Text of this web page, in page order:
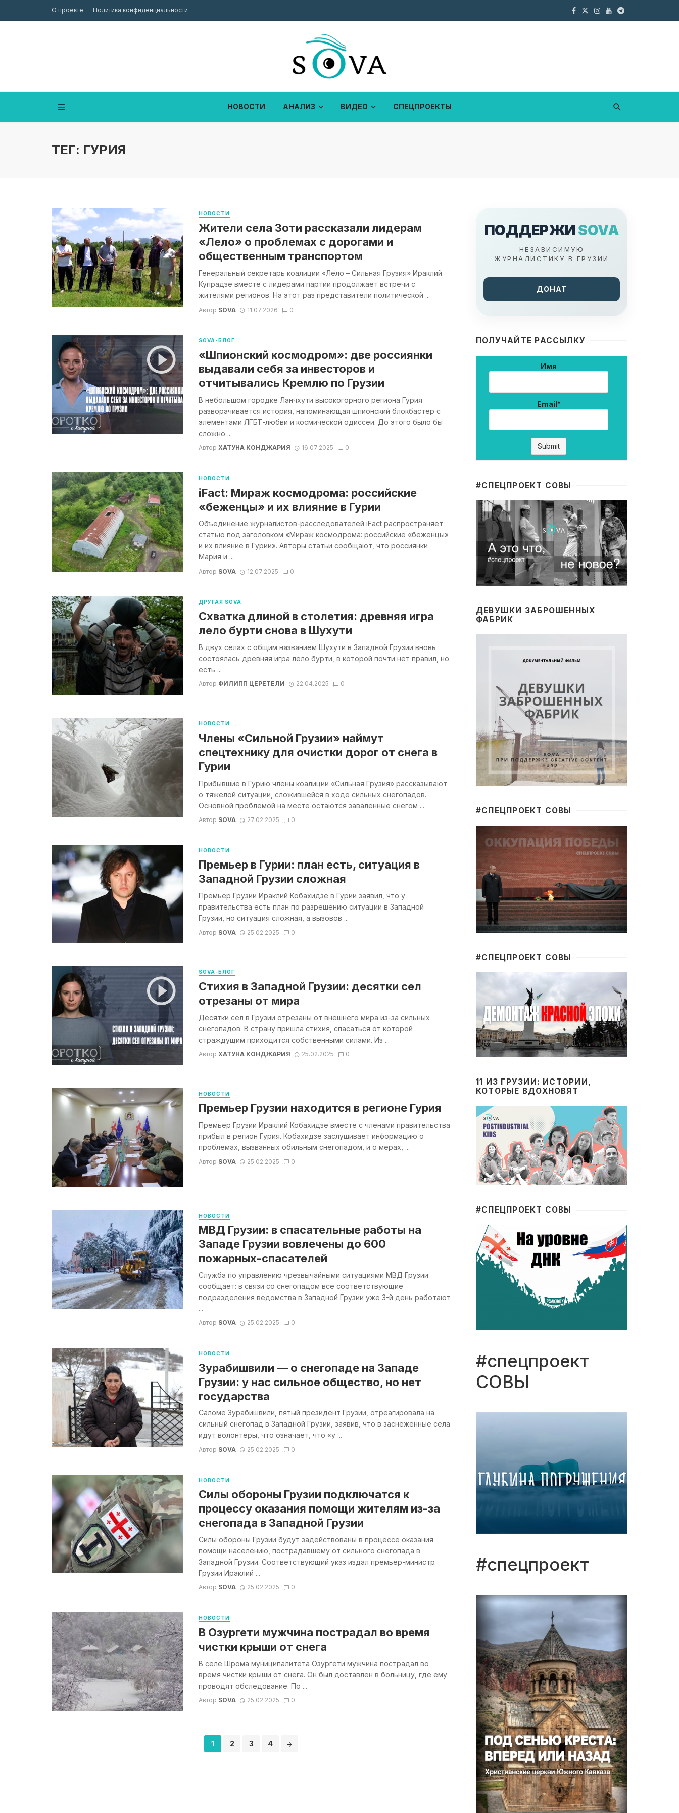
О проекте Политика конфиденциальности
НОВОСТИ АНАЛИЗ ВИДЕО СПЕЦПРОЕКТЫ
ТЕГ: ГУРИЯ
НОВОСТИ
Жители села Зоти рассказали лидерам
«Лело» о проблемах с дорогами и
общественным транспортом
Генеральный секретарь коалиции «Лело – Сильная Грузия» Ираклий
Купрадзе вместе с лидерами партии продолжает встречи с
жителями регионов. На этот раз представители политической ...
Автор SOVA 11.07.2026 0
SOVA-БЛОГ
«Шпионский космодром»: две россиянки
выдавали себя за инвесторов и
отчитывались Кремлю по Грузии
В небольшом городке Ланчхути высокогорного региона Гурия
разворачивается история, напоминающая шпионский блокбастер с
элементами ЛГБТ-любви и космической одиссеи. До этого было бы
сложно ...
Автор ХАТУНА КОНДЖАРИЯ 16.07.2025 0
НОВОСТИ
iFact: Мираж космодрома: российские
«беженцы» и их влияние в Гурии
Объединение журналистов-расследователей iFact распространяет
статью под заголовком «Мираж космодрома: российские «беженцы»
и их влияние в Гурии». Авторы статьи сообщают, что россиянки
Мария и ...
Автор SOVA 12.07.2025 0
ДРУГАЯ SOVA
Схватка длиной в столетия: древняя игра
лело бурти снова в Шухути
В двух селах с общим названием Шухути в Западной Грузии вновь
состоялась древняя игра лело бурти, в которой почти нет правил, но
есть ...
Автор ФИЛИПП ЦЕРЕТЕЛИ 22.04.2025 0
НОВОСТИ
Члены «Сильной Грузии» наймут
спецтехнику для очистки дорог от снега в
Гурии
Прибывшие в Гурию члены коалиции «Сильная Грузия» рассказывают
о тяжелой ситуации, сложившейся в ходе сильных снегопадов.
Основной проблемой на месте остаются заваленные снегом ...
Автор SOVA 27.02.2025 0
НОВОСТИ
Премьер в Гурии: план есть, ситуация в
Западной Грузии сложная
Премьер Грузии Ираклий Кобахидзе в Гурии заявил, что у
правительства есть план по разрешению ситуации в Западной
Грузии, но ситуация сложная, а вызовов ...
Автор SOVA 25.02.2025 0
SOVA-БЛОГ
Стихия в Западной Грузии: десятки сел
отрезаны от мира
Десятки сел в Грузии отрезаны от внешнего мира из-за сильных
снегопадов. В страну пришла стихия, спасаться от которой
страждущим приходится собственными силами. Из ...
Автор ХАТУНА КОНДЖАРИЯ 25.02.2025 0
НОВОСТИ
Премьер Грузии находится в регионе Гурия
Премьер Грузии Ираклий Кобахидзе вместе с членами правительства
прибыл в регион Гурия. Кобахидзе заслушивает информацию о
проблемах, вызванных обильным снегопадом, и о мерах, ...
Автор SOVA 25.02.2025 0
НОВОСТИ
МВД Грузии: в спасательные работы на
Западе Грузии вовлечены до 600
пожарных-спасателей
Служба по управлению чрезвычайными ситуациями МВД Грузии
сообщает: в связи со снегопадом все соответствующие
подразделения ведомства в Западной Грузии уже 3-й день работают
...
Автор SOVA 25.02.2025 0
НОВОСТИ
Зурабишвили — о снегопаде на Западе
Грузии: у нас сильное общество, но нет
государства
Саломе Зурабишвили, пятый президент Грузии, отреагировала на
сильный снегопад в Западной Грузии, заявив, что в заснеженные села
идут волонтеры, что означает, что «у ...
Автор SOVA 25.02.2025 0
НОВОСТИ
Силы обороны Грузии подключатся к
процессу оказания помощи жителям из-за
снегопада в Западной Грузии
Силы обороны Грузии будут задействованы в процессе оказания
помощи населению, пострадавшему от сильного снегопада в
Западной Грузии. Соответствующий указ издал премьер-министр
Грузии Ираклий ...
Автор SOVA 25.02.2025 0
НОВОСТИ
В Озургети мужчина пострадал во время
чистки крыши от снега
В селе Шрома муниципалитета Озургети мужчина пострадал во
время чистки крыши от снега. Он был доставлен в больницу, где ему
проводят обследование. По ...
Автор SOVA 25.02.2025 0
1 2 3 4
ПОДДЕРЖИ SOVA
НЕЗАВИСИМУЮ
ЖУРНАЛИСТИКУ В ГРУЗИИ
ДОНАТ
ПОЛУЧАЙТЕ РАССЫЛКУ
Имя
Email*
#CПЕЦПРОЕКТ СОВЫ
ДЕВУШКИ ЗАБРОШЕННЫХ
ФАБРИК
#CПЕЦПРОЕКТ СОВЫ
#CПЕЦПРОЕКТ СОВЫ
11 ИЗ ГРУЗИИ: ИСТОРИИ,
КОТОРЫЕ ВДОХНОВЯТ
#CПЕЦПРОЕКТ СОВЫ
#спецпроект
СОВЫ
#спецпроект